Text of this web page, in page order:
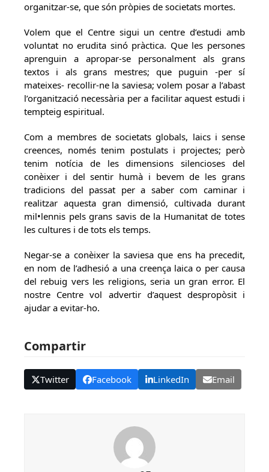
organitzar-se, que són pròpies de societats mortes.
Volem que el Centre sigui un centre d’estudi amb
voluntat no erudita sinó pràctica. Que les persones
aprenguin a apropar-se personalment als grans
textos i als grans mestres; que puguin -per sí
mateixes- recollir-ne la saviesa; volem posar a l’abast
l’organització necessària per a facilitar aquest estudi i
tempteig espiritual.
Com a membres de societats globals, laics i sense
creences, només tenim postulats i projectes; però
tenim notícia de les dimensions silencioses del
conèixer i del sentir humà i bevem de les grans
tradicions del passat per a saber com caminar i
realitzar aquesta gran dimensió, cultivada durant
mil•lennis pels grans savis de la Humanitat de totes
les cultures i de tots els temps.
Negar-se a conèixer la saviesa que ens ha precedit,
en nom de l’adhesió a una creença laica o per causa
del rebuig vers les religions, seria un gran error. El
nostre Centre vol advertir d’aquest despropòsit i
ajudar a evitar-ho.
Compartir
Twitter Facebook LinkedIn Email